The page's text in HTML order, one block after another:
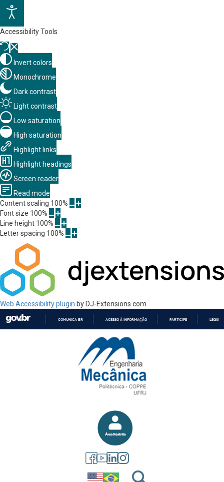
Accessibility Tools
Invert colors
Monochrome
Dark contrast
Light contrast
Low saturation
High saturation
Highlight links
Highlight headings
Screen reader
Read mode
Content scaling 100%
Font size 100%
Line height 100%
Letter spacing 100%
Web Accessibility plugin by DJ-Extensions.com
PARA
CONTEÚDO
COMUNICA BR ACESSO À INFORMAÇÃO PARTICIPE